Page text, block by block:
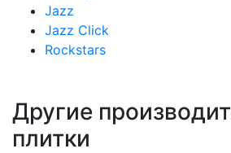
Jazz
Jazz Click
Rockstars
Другие
плитки